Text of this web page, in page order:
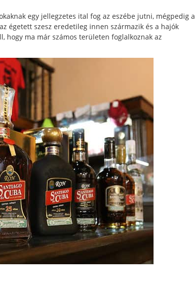
egy jellegzetes ital fog az eszébe jutni, mégpedig a
égetett szesz eredetileg innen származik és a hajók
ma már számos területen foglalkoznak az